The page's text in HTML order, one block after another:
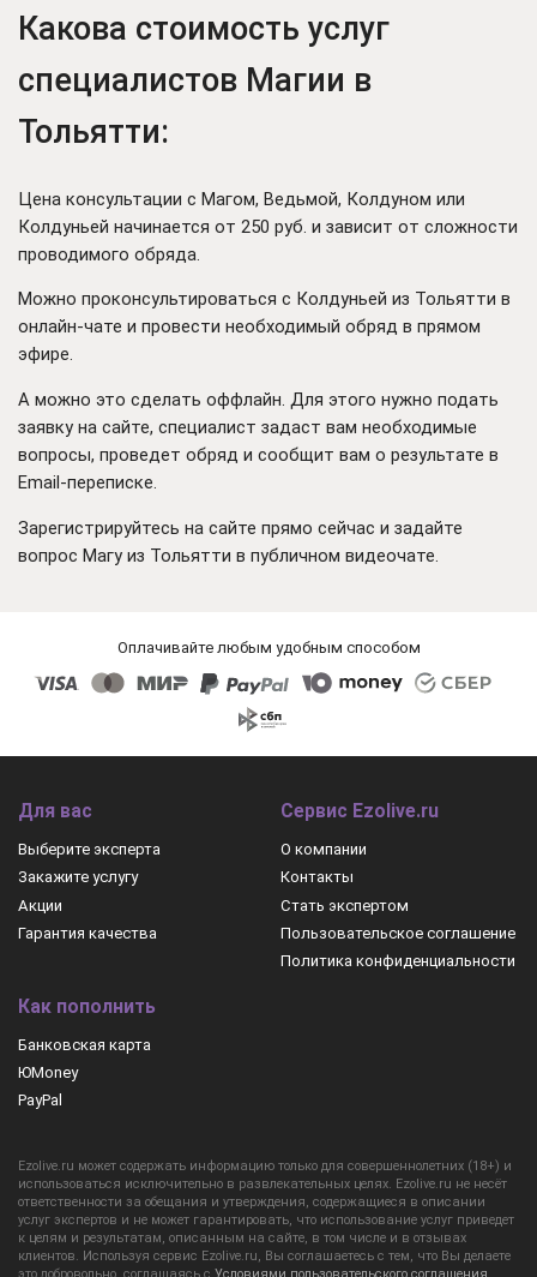
Какова стоимость услуг
специалистов Магии в
Тольятти:
Цена консультации с Магом, Ведьмой, Колдуном или
Колдуньей начинается от 250 руб. и зависит от сложности
проводимого обряда.
Можно проконсультироваться с Колдуньей из Тольятти в
онлайн-чате и провести необходимый обряд в прямом
эфире.
А можно это сделать оффлайн. Для этого нужно подать
заявку на сайте, специалист задаст вам необходимые
вопросы, проведет обряд и сообщит вам о результате в
Email-переписке.
Зарегистрируйтесь на сайте прямо сейчас и задайте
вопрос Магу из Тольятти в публичном видеочате.
Оплачивайте любым удобным способом
Для вас
Выберите эксперта
Закажите услугу
Акции
Гарантия качества
Сервис Ezolive.ru
О компании
Контакты
Стать экспертом
Пользовательское соглашение
Политика конфиденциальности
Как пополнить
Банковская карта
ЮMoney
PayPal
Ezolive.ru может содержать информацию только для совершеннолетних (18+) и
использоваться исключительно в развлекательных целях. Ezolive.ru не несёт
ответственности за обещания и утверждения, содержащиеся в описании
услуг экспертов и не может гарантировать, что использование услуг приведет
к целям и результатам, описанным на сайте, в том числе и в отзывах
клиентов. Используя сервис Ezolive.ru, Вы соглашаетесь с тем, что Вы делаете